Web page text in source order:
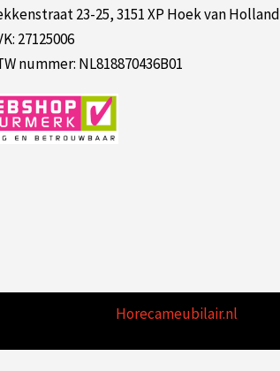
23-25, 3151 XP Hoek van Holland
27125006
nummer: NL818870436B01
Horecameubilair.nl